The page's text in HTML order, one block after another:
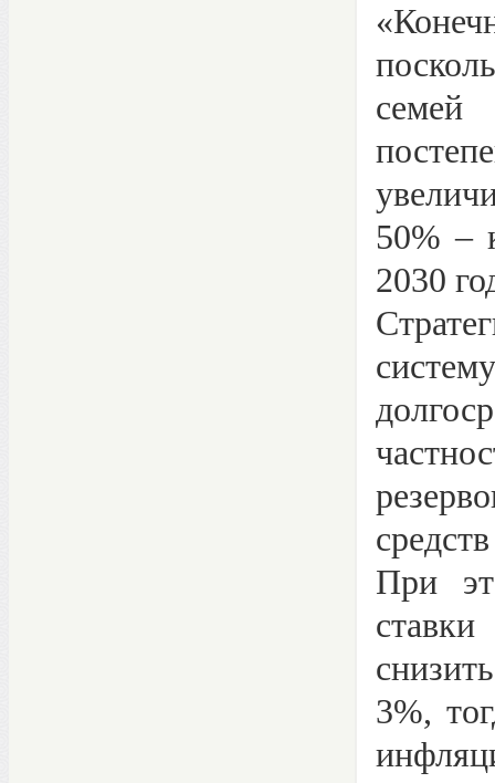
семей
50% –
2030
При
3%,